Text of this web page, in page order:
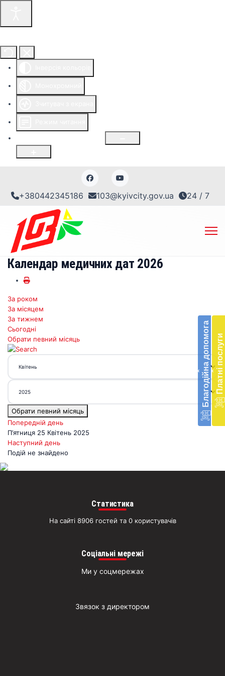
+380442345186 103@kyivcity.gov.ua 24 / 7
‹ Благодійна допомогав
‹ Платні послуги
Календар медичних дат 2026
За роком
За місяцем
За тижнем
Сьогодні
Обрати певний місяць
Обрати певний місяць
Попередній день
П’ятниця 25 Квітень 2025
Наступний день
Подій не знайдено
Статистика
На сайті 8906 гостей та 0 користувачів
Соціальні мережі
Ми у соцмережах
Звязок з директором